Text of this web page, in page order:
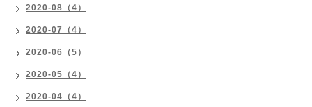
2020-08（4）
2020-07（4）
2020-06（5）
2020-05（4）
2020-04（4）